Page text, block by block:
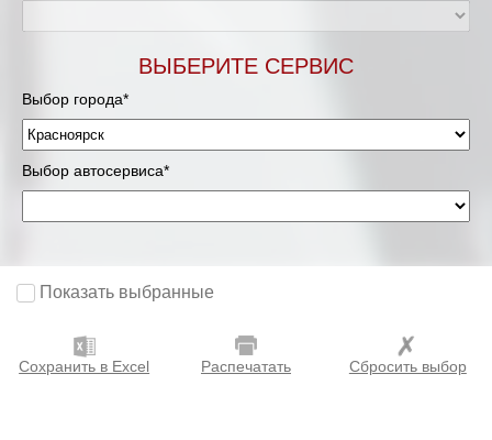
ВЫБЕРИТЕ СЕРВИС
Выбор города*
Выбор автосервиса*
Показать выбранные
Сохранить в Excel Распечатать Сбросить выбор